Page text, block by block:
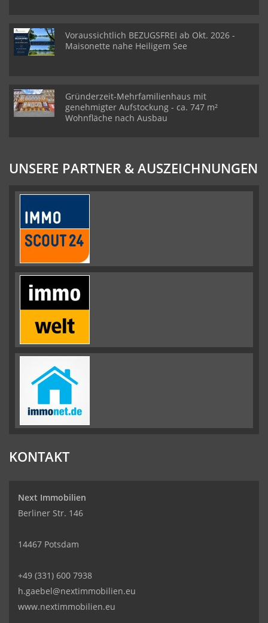
Voraussichtlich BEZUGSFREI ab Okt. 2026 -
Maisonette nahe Heiligem See
Gründerzeit-Mehrfamilienhaus mit
genehmigter Aufstockung - ca. 747 m²
Wohnfläche nach Ausbau
UNSERE PARTNER & AUSZEICHNUNGEN
KONTAKT
Next Immobilien
Berliner Str. 146
14467 Potsdam
+49 (331) 600 7938
h.gaebel@nextimmobilien.eu
www.nextimmobilien.eu